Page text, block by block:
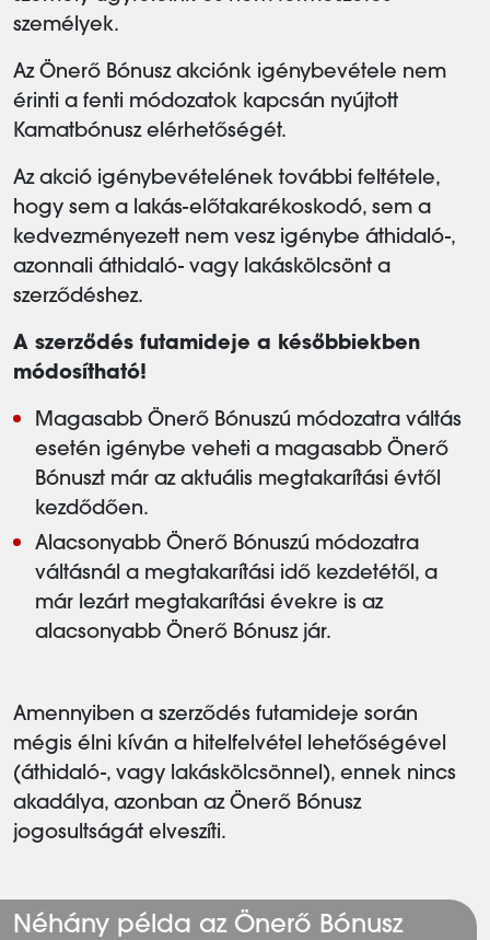
személyek.
Az Önerő Bónusz akciónk igénybevétele nem
érinti a fenti módozatok kapcsán nyújtott
Kamatbónusz elérhetőségét.
Az akció igénybevételének további feltétele,
hogy sem a lakás-előtakarékoskodó, sem a
kedvezményezett nem vesz igénybe áthidaló-,
azonnali áthidaló- vagy lakáskölcsönt a
szerződéshez.
A szerződés futamideje a későbbiekben
módosítható!
Magasabb Önerő Bónuszú módozatra váltás
esetén igénybe veheti a magasabb Önerő
Bónuszt már az aktuális megtakarítási évtől
kezdődően.
Alacsonyabb Önerő Bónuszú módozatra
váltásnál a megtakarítási idő kezdetétől, a
már lezárt megtakarítási évekre is az
alacsonyabb Önerő Bónusz jár.
Amennyiben a szerződés futamideje során
mégis élni kíván a hitelfelvétel lehetőségével
(áthidaló-, vagy lakáskölcsönnel), ennek nincs
akadálya, azonban az Önerő Bónusz
jogosultságát elveszíti.
Néhány példa az Önerő Bónusz